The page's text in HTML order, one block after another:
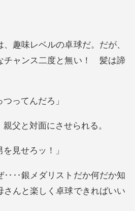
卓球だ。だが、
親父と対
だか何だか知
さん